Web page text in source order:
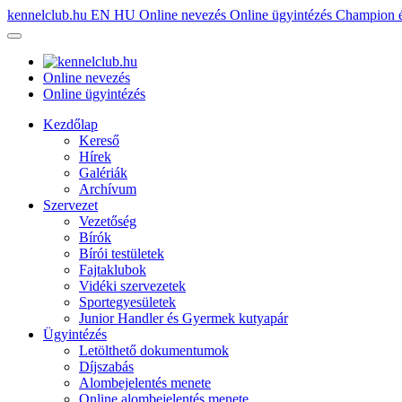
kennelclub.hu EN HU Online nevezés Online ügyintézés Champion
Online nevezés
Online ügyintézés
Kezdőlap
Kereső
Hírek
Galériák
Archívum
Szervezet
Vezetőség
Bírók
Bírói testületek
Fajtaklubok
Vidéki szervezetek
Sportegyesületek
Junior Handler és Gyermek kutyapár
Ügyintézés
Letölthető dokumentumok
Díjszabás
Alombejelentés menete
Online alombejelentés menete